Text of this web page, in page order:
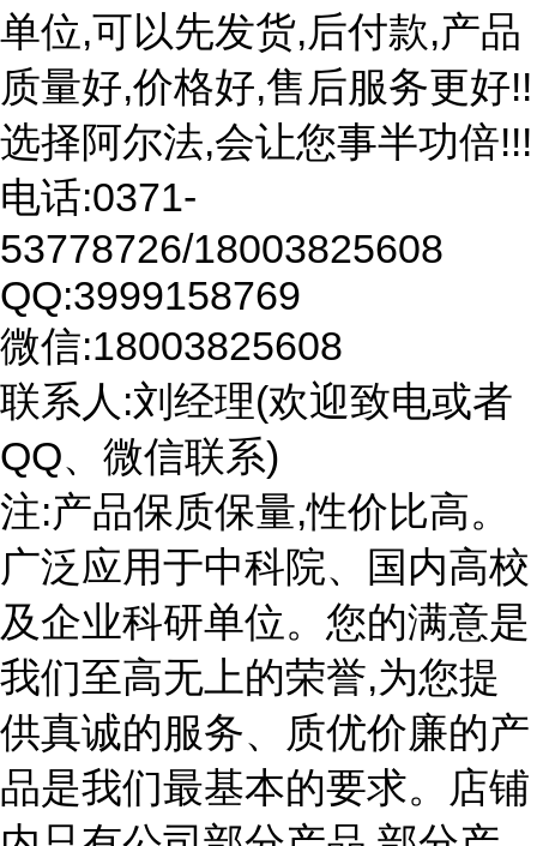
单位,可以先发货,后付款,产品
质量好,价格好,售后服务更好!!
选择阿尔法,会让您事半功倍!!!
电话:0371-
53778726/18003825608
QQ:3999158769
微信:18003825608
联系人:刘经理(欢迎致电或者
QQ、微信联系)
注:产品保质保量,性价比高。
广泛应用于中科院、国内高校
及企业科研单位。您的满意是
我们至高无上的荣誉,为您提
供真诚的服务、质优价廉的产
品是我们最基本的要求。店铺